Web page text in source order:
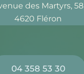
des Martyrs, 58
4620 Fléron
04 358 53 30